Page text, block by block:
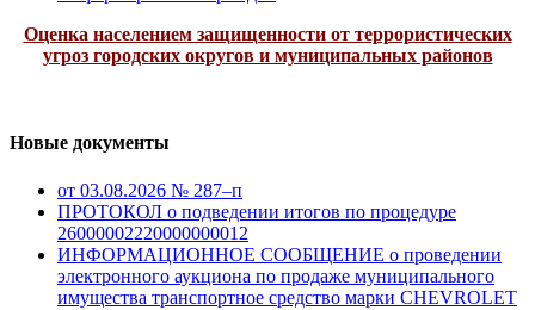
Оценка населением защищенности от террористических
угроз городских округов и муниципальных районов
Новые документы
от 03.08.2026 № 287–п
ПРОТОКОЛ о подведении итогов по процедуре
26000002220000000012
ИНФОРМАЦИОННОЕ СООБЩЕНИЕ о проведении
электронного аукциона по продаже муниципального
имущества транспортное средство марки CHEVROLET